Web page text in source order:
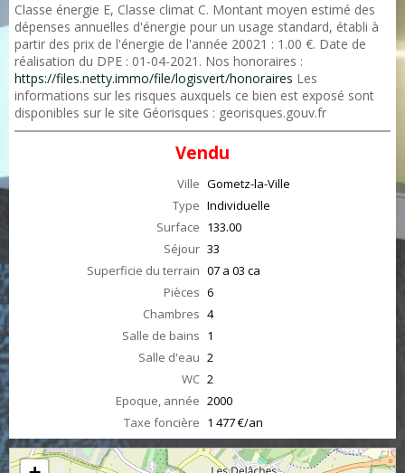
Classe énergie E, Classe climat C. Montant moyen estimé des
dépenses annuelles d'énergie pour un usage standard, établi à
partir des prix de l'énergie de l'année 20021 : 1.00 €. Date de
réalisation du DPE : 01-04-2021. Nos honoraires :
https://files.netty.immo/file/logisvert/honoraires Les
informations sur les risques auxquels ce bien est exposé sont
disponibles sur le site Géorisques : georisques.gouv.fr
Vendu
Ville Gometz-la-Ville
Type Individuelle
Surface 133.00
Séjour 33
Superficie du terrain 07 a 03 ca
Pièces 6
Chambres 4
Salle de bains 1
Salle d'eau 2
WC 2
Epoque, année 2000
Taxe foncière 1 477 €/an